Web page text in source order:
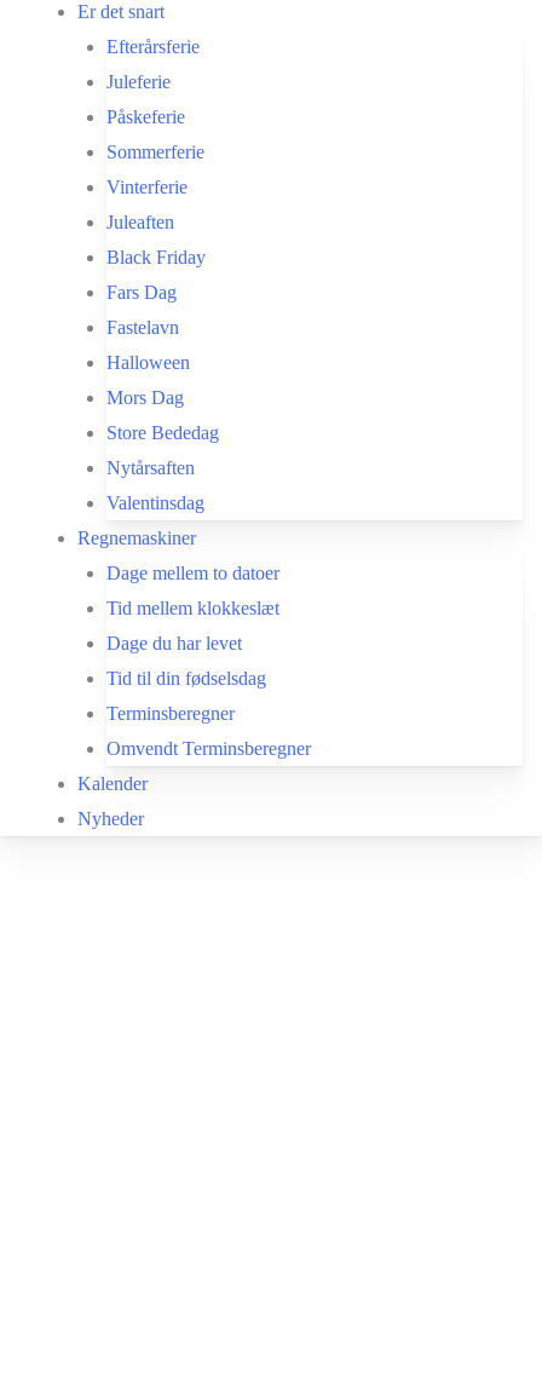
Er det snart
Efterårsferie
Juleferie
Påskeferie
Sommerferie
Vinterferie
Juleaften
Black Friday
Fars Dag
Fastelavn
Halloween
Mors Dag
Store Bededag
Nytårsaften
Valentinsdag
Regnemaskiner
Dage mellem to datoer
Tid mellem klokkeslæt
Dage du har levet
Tid til din fødselsdag
Terminsberegner
Omvendt Terminsberegner
Kalender
Nyheder